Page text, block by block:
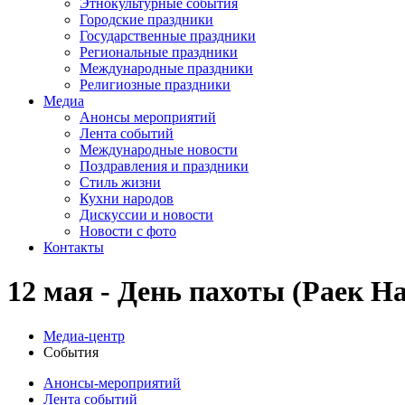
Этнокультурные события
Городские праздники
Государственные праздники
Региональные праздники
Международные праздники
Религиозные праздники
Медиа
Анонсы мероприятий
Лента событий
Международные новости
Поздравления и праздники
Cтиль жизни
Кухни народов
Дискуссии и новости
Новости с фото
Контакты
12 мая - День пахоты (Раек
Медиа-центр
События
Анонсы-мероприятий
Лента событий